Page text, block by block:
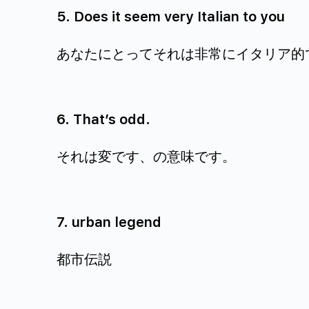
5. Does it seem very Italian to you
あなたにとってそれは非常にイタリア的
6. That’s odd.
それは変です、の意味です。
7. urban legend
都市伝説